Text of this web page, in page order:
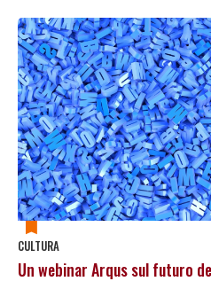
CULTURA
Un webinar Arqus sul futuro